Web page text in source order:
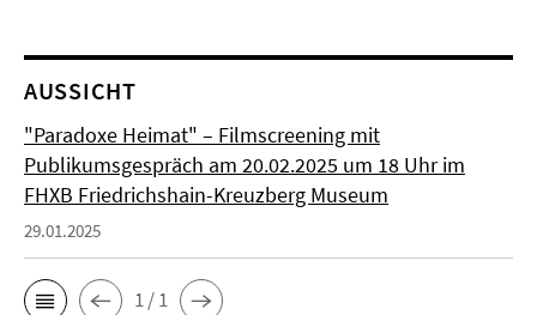
AUSSICHT
"Paradoxe Heimat" – Filmscreening mit
Publikumsgespräch am 20.02.2025 um 18 Uhr im
FHXB Friedrichshain-Kreuzberg Museum
29.01.2025
1 / 1